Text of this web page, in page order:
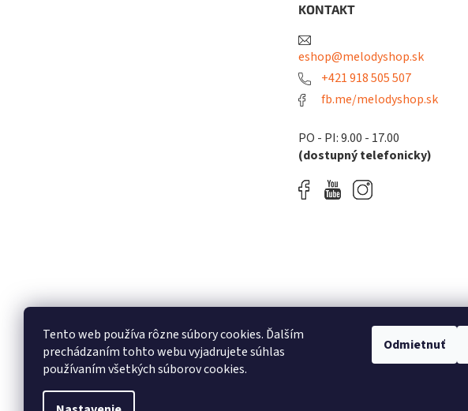
Tento web používa rôzne súbory cookies. Ďalším
prechádzaním tohto webu vyjadrujete súhlas
používaním všetkých súborov cookies.
Odmietnuť
KONTAKT
eshop@melodyshop.sk
+421 918 505 507
fb.me/melodyshop.sk
PO - PI: 9.00 - 17.00
(dostupný telefonicky)